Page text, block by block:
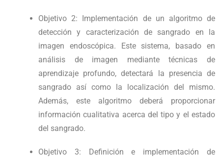
Objetivo 2: Implementación de un algoritmo de
detección y caracterización de sangrado en la
imagen endoscópica. Este sistema, basado en
análisis de imagen mediante técnicas de
aprendizaje profundo, detectará la presencia de
sangrado así como la localización del mismo.
Además, este algoritmo deberá proporcionar
información cualitativa acerca del tipo y el estado
del sangrado.
Objetivo 3: Definición e implementación de